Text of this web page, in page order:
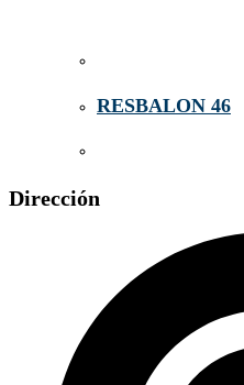
RESBALON 46
Dirección